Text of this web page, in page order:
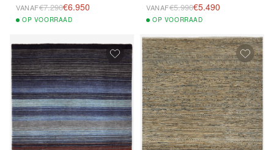
VANAF€7.290€6.950
OP VOORRAAD
VANAF€5.990€5.490
OP VOORRAAD